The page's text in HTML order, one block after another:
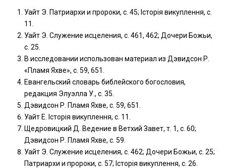
Уайт Э. Патриархи и пророки, с. 45; Історія викуплення, с.
11.
Уайт Э. Служение исцеления, с. 461, 462; Дочери Божьи,
с. 25.
В исследовании использован материал из Дэвидсон Р.
«Пламя Яхве», с. 59, 651.
Евангельский словарь библейского богословия,
редакция Элуэлла У., с. 35.
Дэвидсон Р. Пламя Яхве, с. 59, 651.
Уайт Е. Історія викуплення, с. 11.
Щедровицкий Д. Ведение в Ветхий Завет, т. 1, с. 60;
Дэвидсон Р. Пламя Яхве, с. 59.
Уайт Э. Служение исцеления, с. 462; Дочери Божьи, с. 25;
Патриархи и пророки, с. 57; Історія викуплення, с. 26.